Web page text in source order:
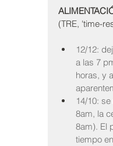
(TRE, 'time-
12/12:
a las 7
horas, y
14/10:
8am, la
8am). El
tiempo